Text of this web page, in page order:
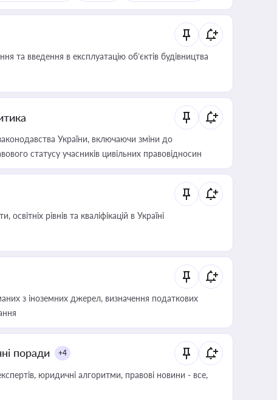
та введення в експлуатацію об’єктів будівництва
України, включаючи зміни до
статусу учасників цивільних правовідносин
рівнів та кваліфікацій в Україні
з іноземних джерел, визначення податкових
поради +4
юридичні алгоритми, правові новини - все,